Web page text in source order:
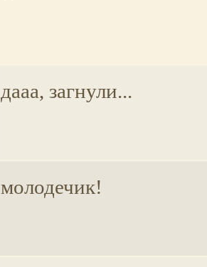
дааа, загнули...
молодечик!